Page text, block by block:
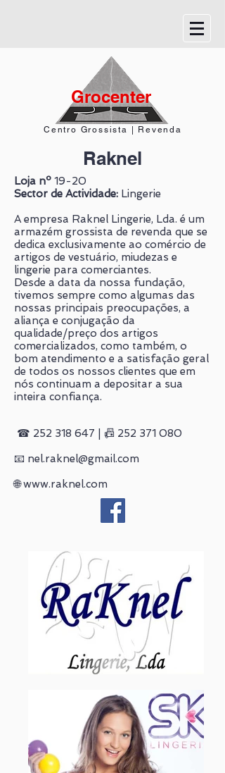
Grocenter
Centro Grossista | Revenda
Raknel
Loja nº 19-20
Sector de Actividade: Lingerie
A empresa Raknel Lingerie, Lda. é um
armazém grossista de revenda que se
dedica exclusivamente ao comércio de
artigos de vestuário, miudezas e
lingerie para comerciantes.
Desde a data da nossa fundação,
tivemos sempre como algumas das
nossas principais preocupações, a
aliança e conjugação da
qualidade/preço dos artigos
comercializados, como também, o
bom atendimento e a satisfação geral
de todos os nossos clientes que em
nós continuam a depositar a sua
inteira confiança.
☎ 252 318 647 | 📠 252 371 080
📧 nel.raknel@gmail.com
🌐www.raknel.com